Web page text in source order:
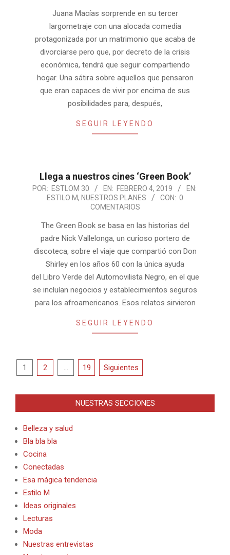
Juana Macías sorprende en su tercer
largometraje con una alocada comedia
protagonizada por un matrimonio que acaba de
divorciarse pero que, por decreto de la crisis
económica, tendrá que seguir compartiendo
hogar. Una sátira sobre aquellos que pensaron
que eran capaces de vivir por encima de sus
posibilidades para, después,
SEGUIR LEYENDO
Llega a nuestros cines ‘Green Book’
2019-
POR: ESTLOM 30 EN: FEBRERO 4, 2019
EN:
ESTILO M, NUESTROS PLANES CON: 0
COMENTARIOS
The Green Book se basa en las historias del
padre Nick Vallelonga, un curioso portero de
discoteca, sobre el viaje que compartió con Don
Shirley en los años 60 con la única ayuda
del Libro Verde del Automovilista Negro, en el que
se incluían negocios y establecimientos seguros
para los afroamericanos. Esos relatos sirvieron
SEGUIR LEYENDO
Paginación
1 2 19 Siguientes
NUESTRAS SECCIONES
Belleza y salud
Bla bla bla
Cocina
Conectadas
Esa mágica tendencia
Estilo M
Ideas originales
Lecturas
Moda
Nuestras entrevistas